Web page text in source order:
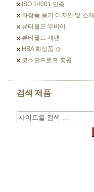
ISO 14001 인증
화장품 용기 디자인 및 소재
뷰티월드 두바이
뷰티월드 재팬
HBA 화장품 쇼
코스모프로프 홍콩
검색 제품